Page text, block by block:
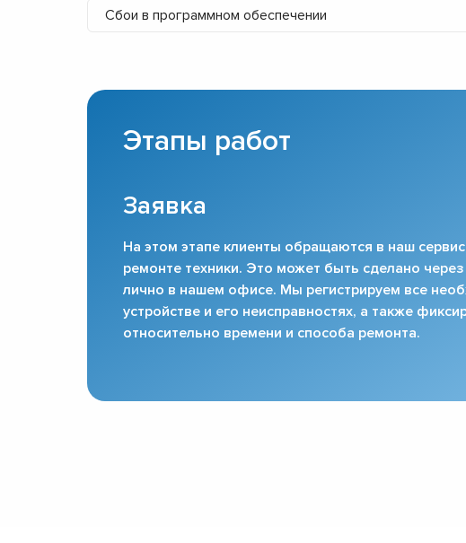
Сбои в программном обеспечении
Этапы работ
Заявка
На этом этапе клиенты обращаются в наш
ремонте техники. Это может быть сделано
лично в нашем офисе. Мы регистрируем все
устройстве и его неисправностях, а также
относительно времени и способа ремонта.